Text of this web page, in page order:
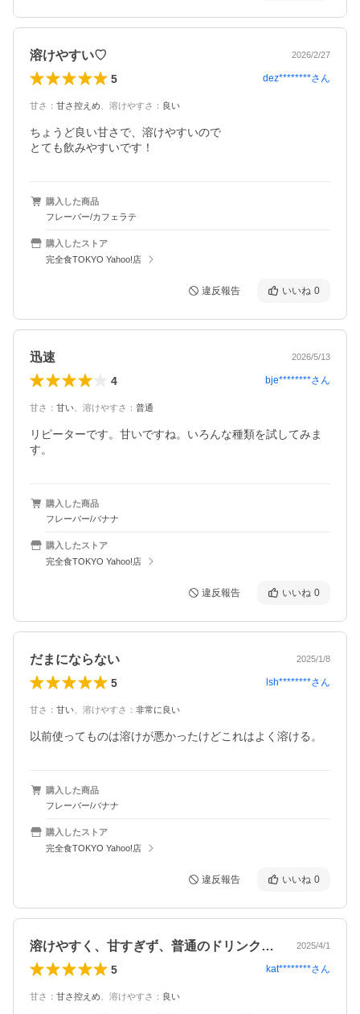
溶けやすい♡ 2026/2/27
5 dez********さん
甘さ ： 甘さ控えめ 溶けやすさ ： 良い
ちょうど良い甘さで、溶けやすいので
とても飲みやすいです！
購入した商品
フレーバー/カフェラテ
購入したストア
完全食TOKYO Yahoo!店
違反報告 いいね 0
迅速 2026/5/13
4 bje********さん
甘さ ： 甘い 溶けやすさ ： 普通
リピーターです。甘いですね。いろんな種類を試してみま
す。
購入した商品
フレーバー/バナナ
購入したストア
完全食TOKYO Yahoo!店
違反報告 いいね 0
だまにならない 2025/1/8
5 lsh********さん
甘さ ： 甘い 溶けやすさ ： 非常に良い
以前使ってものは溶けが悪かったけどこれはよく溶ける。
購入した商品
フレーバー/バナナ
購入したストア
完全食TOKYO Yahoo!店
違反報告 いいね 0
溶けやすく、甘すぎず、普通のドリンク感… 2025/4/1
5 kat********さん
甘さ ： 甘さ控えめ 溶けやすさ ： 良い